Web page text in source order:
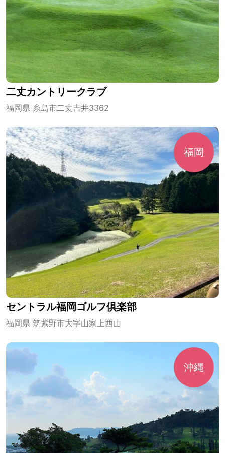
二丈カントリークラブ
福岡県 糸島市二丈吉井3362
福岡
セントラル福岡ゴルフ倶楽部
福岡県 筑紫野市大字山家上西山
沖縄